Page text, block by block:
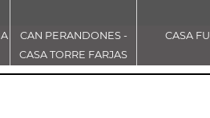
CAN PERANDONES -
CASA TORRE FARJAS
CASA